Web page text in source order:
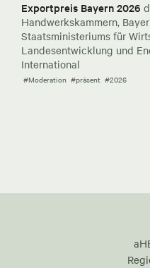
Exportpreis Bayern 2026
Handwerkskammern,
Staatsministeriums für
Landesentwicklung und
International
#Moderation #präsent #2026